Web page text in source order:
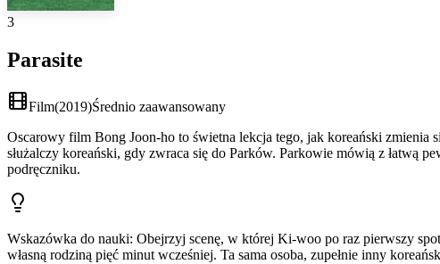
3
Parasite
Film(2019)Średnio zaawansowany
Oscarowy film Bong Joon-ho to świetna lekcja tego, jak koreański zmienia
służalczy koreański, gdy zwraca się do Parków. Parkowie mówią z łatwą
podręczniku.
Wskazówka do nauki: Obejrzyj scenę, w której Ki-woo po raz pierwszy
własną rodziną pięć minut wcześniej. Ta sama osoba, zupełnie inny